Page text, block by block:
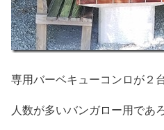
専用バーベキューコンロが２台
人数が多いバンガロー用であろ